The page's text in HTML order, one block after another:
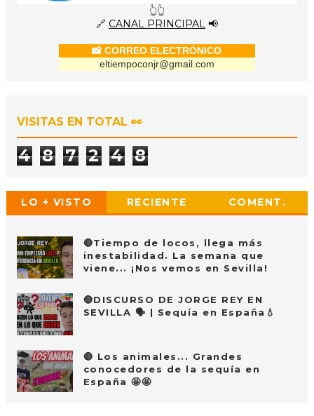
👆👆
🔗 CANAL PRINCIPAL📢
📸 CORREO ELECTRÓNICO
eltiempoconjr@gmail.com
VISITAS EN TOTAL 👀
4 8 7 2 4 8
LO + VISTO RECIENTE COMENT.
🔴Tiempo de locos, llega más
inestabilidad. La semana que
viene... ¡Nos vemos en Sevilla!
🔴DISCURSO DE JORGE REY EN
SEVILLA 🗣 | Sequía en España💧
🔴 Los animales... Grandes
conocedores de la sequía en
España 🤩🤩